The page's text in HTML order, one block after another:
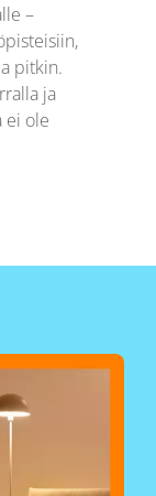
–
pitkin.
ja
ei ole